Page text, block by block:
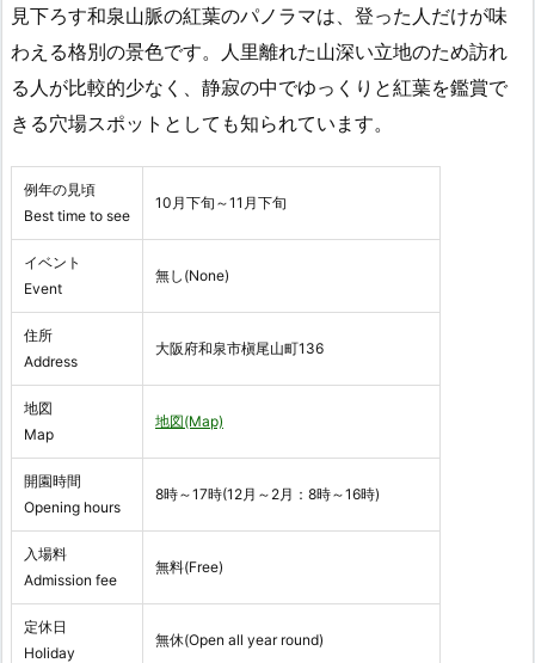
見下ろす和泉山脈の紅葉のパノラマは、登った人だけが味
わえる格別の景色です。人里離れた山深い立地のため訪れ
る人が比較的少なく、静寂の中でゆっくりと紅葉を鑑賞で
きる穴場スポットとしても知られています。
例年の見頃
Best time to see
10月下旬～11月下旬
イベント
Event
無し(None)
住所
Address
大阪府和泉市槇尾山町136
地図
Map
地図(Map)
開園時間
Opening hours
8時～17時(12月～2月：8時～16時)
入場料
Admission fee
無料(Free)
定休日
Holiday
無休(Open all year round)